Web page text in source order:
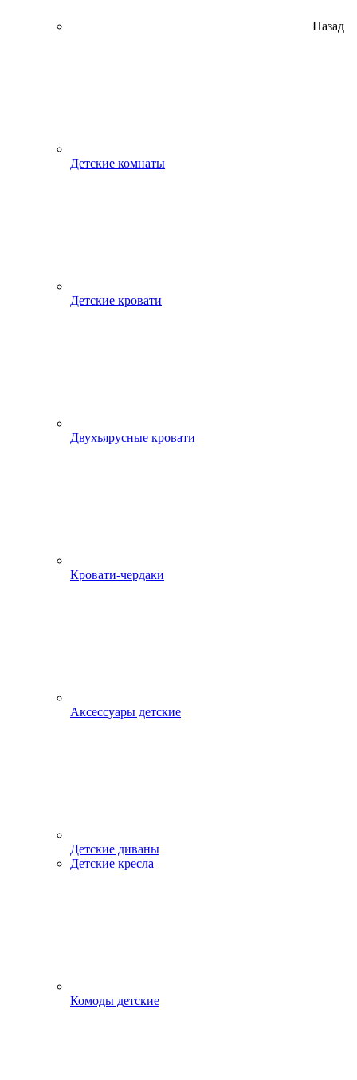
Назад
Детские комнаты
Детские кровати
Двухъярусные кровати
Кровати-чердаки
Аксессуары детские
Детские диваны
Детские кресла
Комоды детские